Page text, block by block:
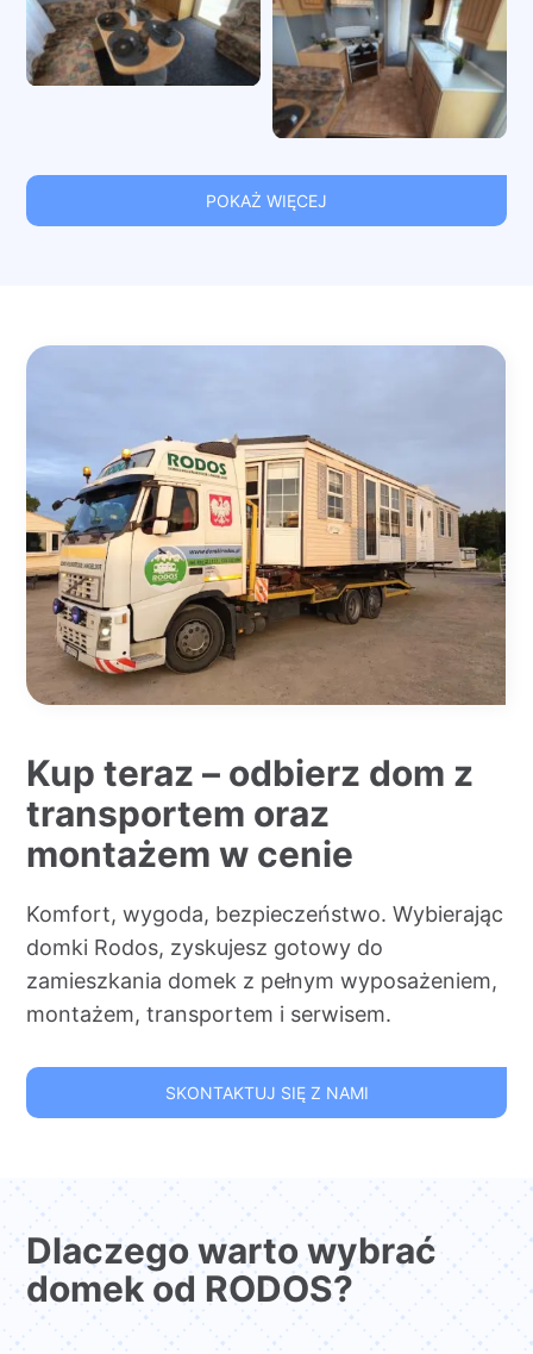
POKAŻ WIĘCEJ
Kup teraz – odbierz dom z
transportem oraz
montażem w cenie
Komfort, wygoda, bezpieczeństwo. Wybierając
domki Rodos, zyskujesz gotowy do
zamieszkania domek z pełnym wyposażeniem,
montażem, transportem i serwisem.
SKONTAKTUJ SIĘ Z NAMI
Dlaczego warto wybrać
domek od RODOS?